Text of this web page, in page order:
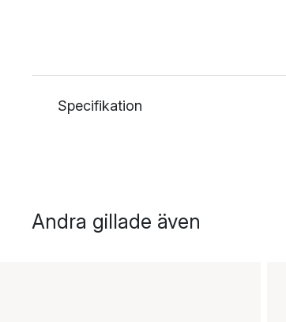
Specifikation
Andra gillade även